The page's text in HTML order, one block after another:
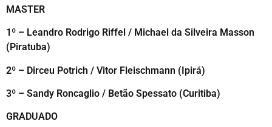
MASTER
1º – Leandro Rodrigo Riffel / Michael da Silveira Masson
(Piratuba)
2º – Dirceu Potrich / Vitor Fleischmann (Ipirá)
3º – Sandy Roncaglio / Betão Spessato (Curitiba)
GRADUADO